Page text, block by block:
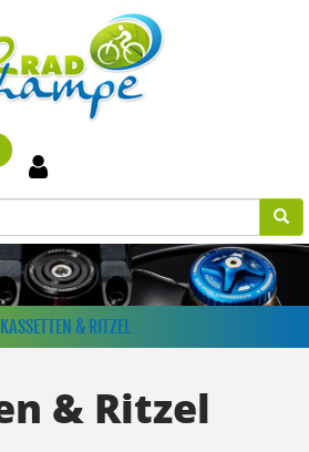
KASSETTEN & RITZEL
& Ritzel